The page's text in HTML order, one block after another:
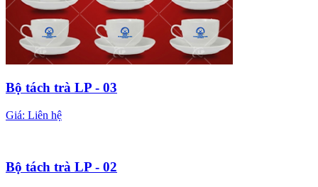
Bộ tách trà LP - 03
Giá: Liên hệ
Bộ tách trà LP - 02